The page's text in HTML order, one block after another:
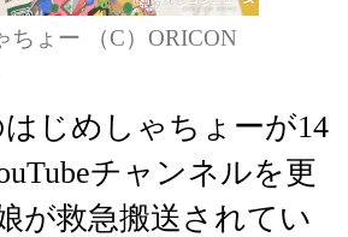
ちょー （C）ORICON
じめしゃちょーが14
チャンネルを更
が救急搬送されてい